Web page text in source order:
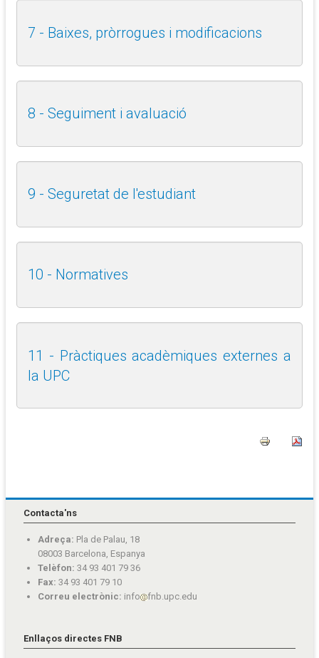
7 - Baixes, pròrrogues i modificacions
8 - Seguiment i avaluació
9 - Seguretat de l'estudiant
10 - Normatives
11 - Pràctiques acadèmiques externes a
la UPC
Contacta'ns
Adreça: Pla de Palau, 18
08003 Barcelona, Espanya
Telèfon: 34 93 401 79 36
Fax: 34 93 401 79 10
Correu electrònic: info fnb.upc.edu
Enllaços directes FNB